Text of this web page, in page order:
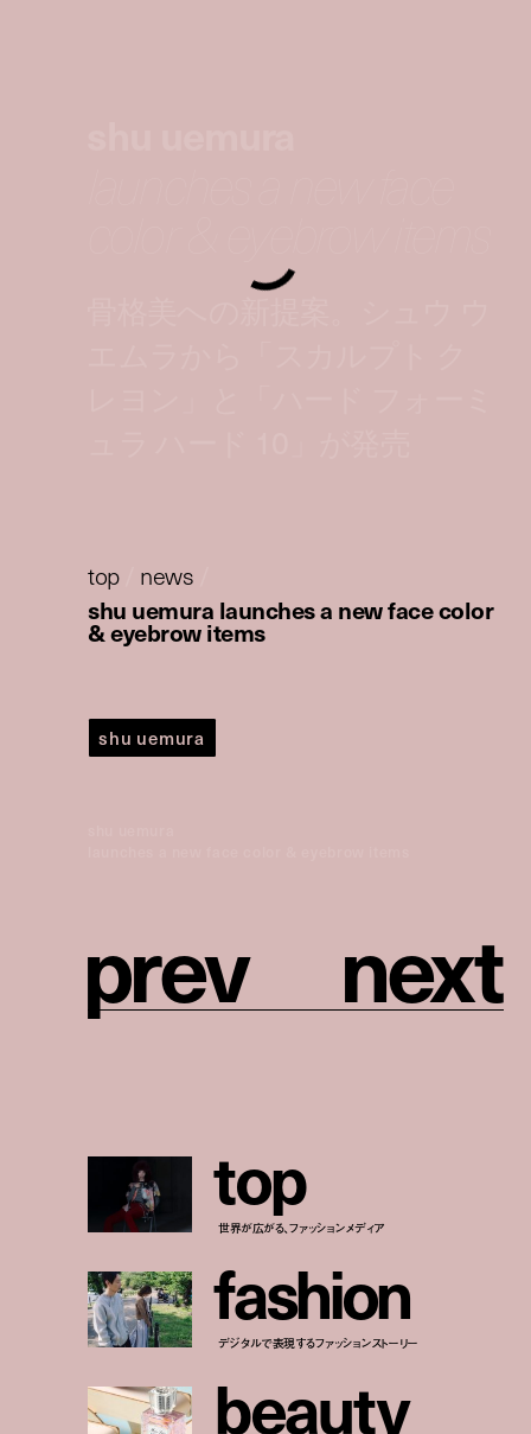
top/ news
shu uemura launches a new face color
& eyebrow items
shu uemura
prev next
top
世界が広がる、ファッションメディア
fashion
デジタルで表現するファッションストーリー
beauty